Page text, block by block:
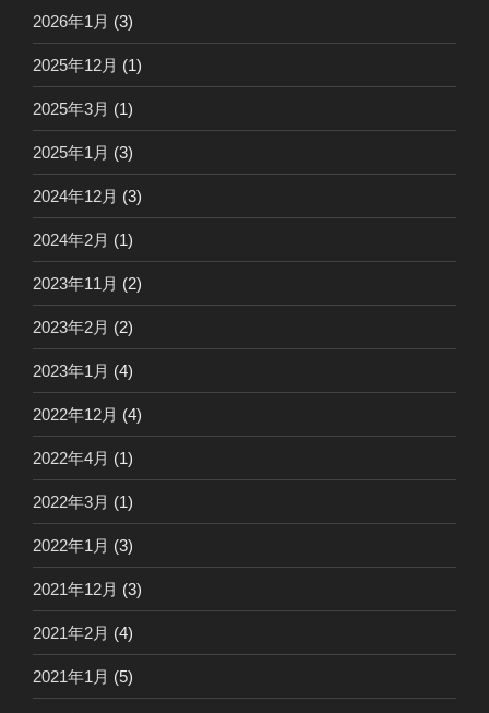
ン
2026年1月 (3)
2025年12月 (1)
2025年3月 (1)
2025年1月 (3)
2024年12月 (3)
2024年2月 (1)
2023年11月 (2)
2023年2月 (2)
2023年1月 (4)
2022年12月 (4)
2022年4月 (1)
2022年3月 (1)
2022年1月 (3)
2021年12月 (3)
2021年2月 (4)
2021年1月 (5)